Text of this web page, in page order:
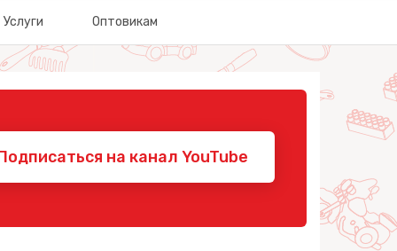
Услуги Оптовикам
на канал YouTube